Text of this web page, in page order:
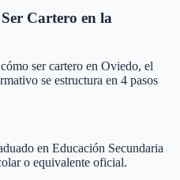
Cartero en la
ser cartero en Oviedo, el
se estructura en 4 pasos
en Educación Secundaria
o equivalente oficial.